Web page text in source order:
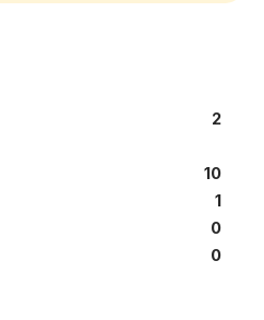
2
10
1
0
0